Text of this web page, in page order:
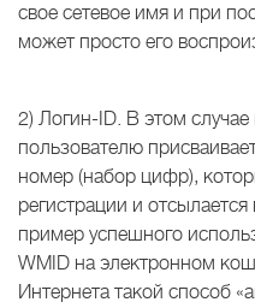
свое сетевое имя и при
может просто его
2) Логин-ID. В этом
пользователю
номер (набор цифр),
регистрации и
пример успешного
WMID на электронном
Интернета такой способ